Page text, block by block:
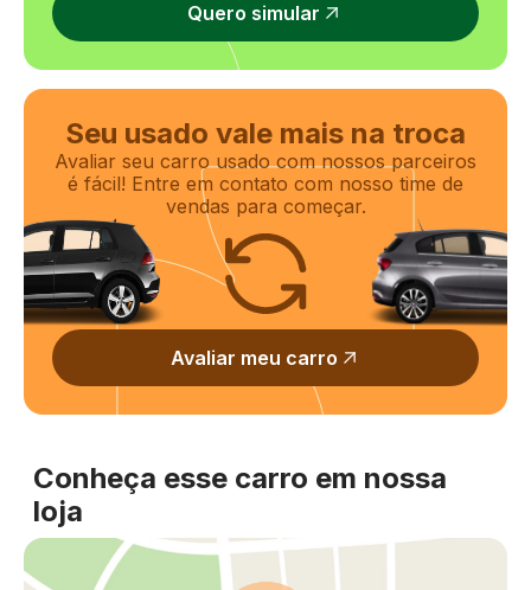
Quero simular
Seu usado vale mais na troca
Avaliar seu carro usado com nossos parceiros
é fácil! Entre em contato com nosso time de
vendas para começar.
Avaliar meu carro
Conheça esse carro em nossa
loja